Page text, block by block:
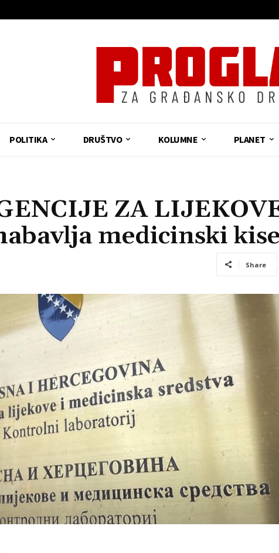
POLITIKA DRUŠTVO KOLUMNE PLANET
ZA
medicinski
Share